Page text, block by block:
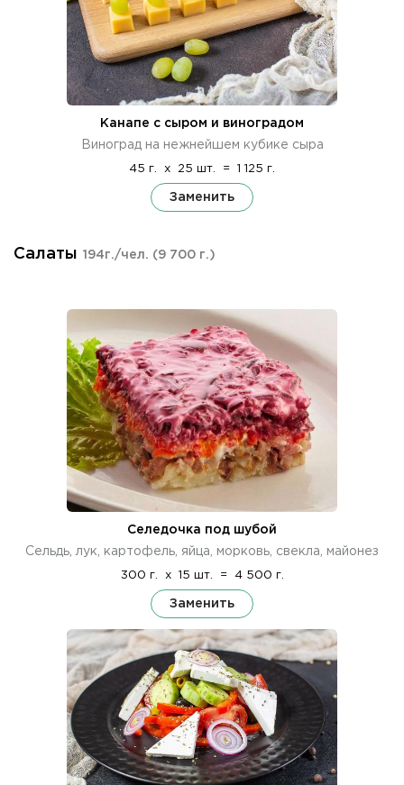
Канапе с сыром и виноградом
Виноград на нежнейшем кубике сыра
45 г. x 25 шт. = 1 125 г.
Заменить
Салаты 194г./чел. (9 700 г.)
Селедочка под шубой
Сельдь, лук, картофель, яйца, морковь, свекла, майонез
300 г. x 15 шт. = 4 500 г.
Заменить